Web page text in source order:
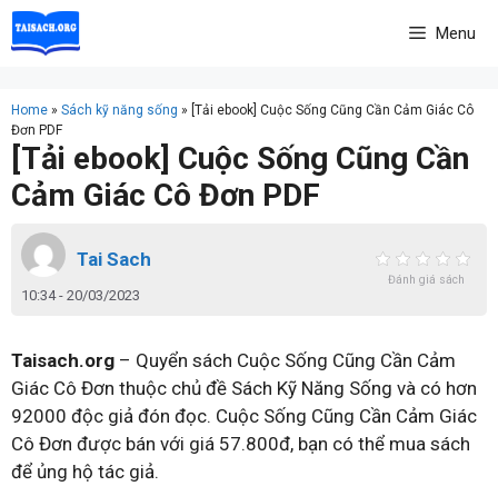
Skip
to
Menu
Home » Sách kỹ năng sống » [Tải ebook] Cuộc Sống Cũng Cần Cảm Giác Cô
Đơn PDF
[Tải ebook] Cuộc Sống Cũng Cần
Cảm Giác Cô Đơn PDF
Tai Sach
10:34 - 20/03/2023
Đánh giá sách
Taisach.org – Quyển sách Cuộc Sống Cũng Cần Cảm
Giác Cô Đơn thuộc chủ đề Sách Kỹ Năng Sống và có hơn
92000 độc giả đón đọc. Cuộc Sống Cũng Cần Cảm Giác
Cô Đơn được bán với giá 57.800đ, bạn có thể mua sách
để ủng hộ tác giả.